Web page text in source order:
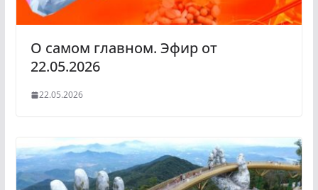
О самом главном. Эфир от
22.05.2026
22.05.2026